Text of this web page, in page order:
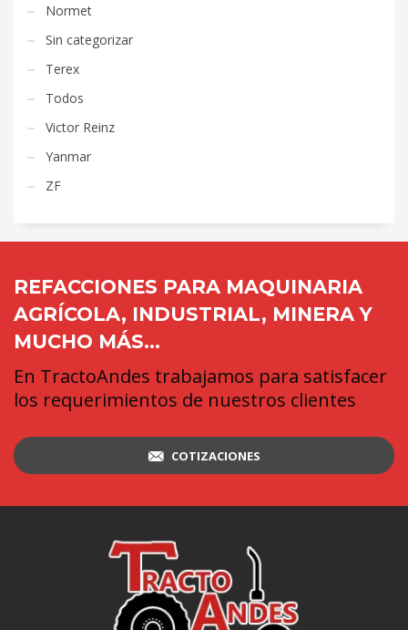
Normet
Sin categorizar
Terex
Todos
Victor Reinz
Yanmar
ZF
REFACCIONES PARA MAQUINARIA
AGRÍCOLA, INDUSTRIAL, MINERA Y
MUCHO MÁS...
En TractoAndes trabajamos para satisfacer
los requerimientos de nuestros clientes
COTIZACIONES